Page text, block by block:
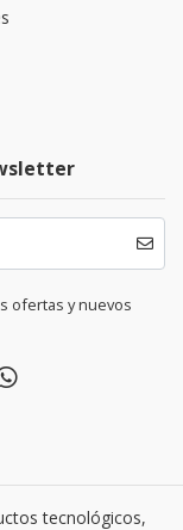
ofertas y nuevos
tecnológicos,